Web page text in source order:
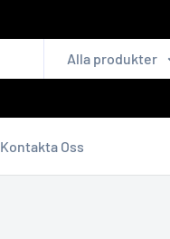
Alla produkter
Kontakta Oss